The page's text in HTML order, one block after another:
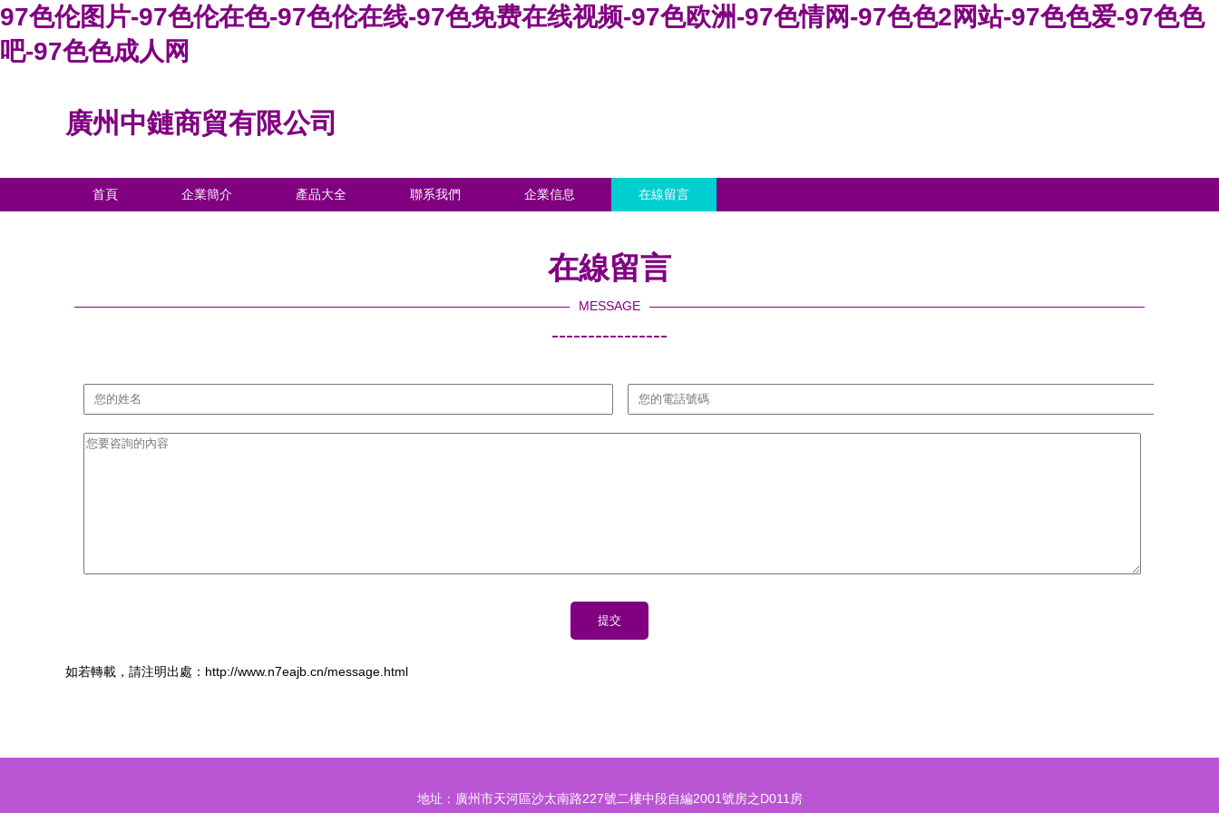
97色伦图片-97色伦在色-97色伦在线-97色免费在线视频-97色欧洲-97色情网-97色色2网站-97色色爱-97色色
吧-97色色成人网
廣州中鏈商貿有限公司
首頁 企業簡介 產品大全 聯系我們 企業信息 在線留言
在線留言
MESSAGE
----------------
如若轉載，請注明出處：http://www.n7eajb.cn/message.html
地址：廣州市天河區沙太南路227號二樓中段自編2001號房之D011房